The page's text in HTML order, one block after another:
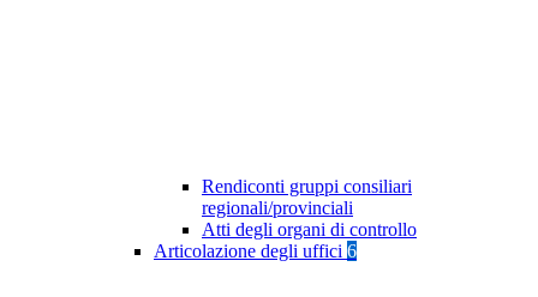
Rendiconti gruppi consiliari
regionali/provinciali
Atti degli organi di controllo
Articolazione degli uffici 6